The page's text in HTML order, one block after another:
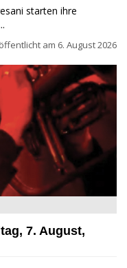
starten ihre
am 6. August 2026
Jazz Festival
7. August,